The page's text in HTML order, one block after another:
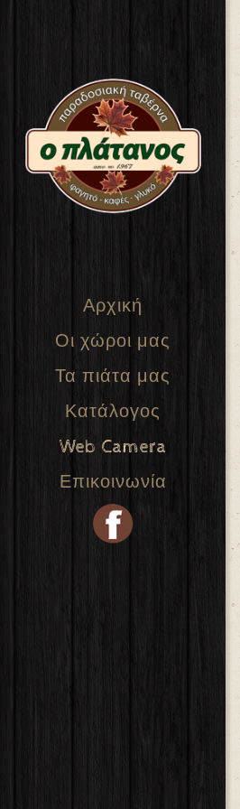
Αρχική
Οι χώροι μας
Τα πιάτα μας
Κατάλογος
Web Camera
Επικοινωνία